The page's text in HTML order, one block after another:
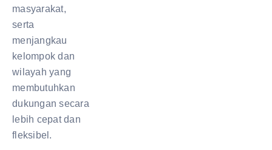
masyarakat,
serta
menjangkau
kelompok dan
wilayah yang
membutuhkan
dukungan secara
lebih cepat dan
fleksibel.